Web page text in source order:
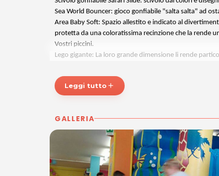
Sea World Bouncer: gioco gonfiabile "salta salta" ad
Area Baby Soft: Spazio allestito e indicato al
protetta da una coloratissima recinzione che la rende
Vostri piccini.
Lego gigante: La loro grande dimensione li rende
Forza 4 gigante: il famoso gioco di allineamento in
pedine colorate.
Servizi igienici: sono attrezzati per le persone con
Area Compleanni: L'area riservata dispone di
Area Relax: è dotata di distributori automatici di caffè,
*Prezzi di listino verificati in data 11/05/2018.
Leggi tutto add
GALLERIA